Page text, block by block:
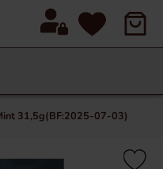
31,5g(BF:2025-07-03)